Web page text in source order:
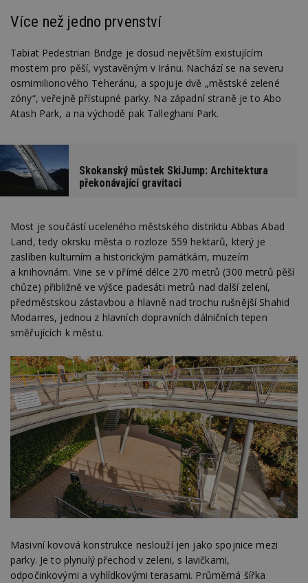
Více než jedno prvenství
Tabiat Pedestrian Bridge je dosud největším existujícím
mostem pro pěší, vystavěným v Iránu. Nachází se na severu
osmimilionového Teheránu, a spojuje dvě „městské zelené
zóny“, veřejně přístupné parky. Na západní straně je to Abo
Atash Park, a na východě pak Talleghani Park.
Skokanský můstek SkiJump: Architektura
překonávající gravitaci
Most je součástí uceleného městského distriktu Abbas Abad
Land, tedy okrsku města o rozloze 559 hektarů, který je
zaslíben kulturním a historickým památkám, muzeím
a knihovnám. Vine se v přímé délce 270 metrů (300 metrů pěší
chůze) přibližně ve výšce padesáti metrů nad další zelení,
předměstskou zástavbou a hlavně nad trochu rušnější Shahid
Modarres, jednou z hlavních dopravních dálničních tepen
směřujících k městu.
Masivní kovová konstrukce neslouží jen jako spojnice mezi
parky. Je to plynulý přechod v zeleni, s lavičkami,
odpočinkovými a vyhlídkovými terasami. Průměrná šířka